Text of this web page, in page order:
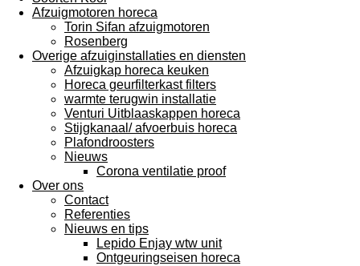
Afzuigmotoren horeca
Torin Sifan afzuigmotoren
Rosenberg
Overige afzuiginstallaties en diensten
Afzuigkap horeca keuken
Horeca geurfilterkast filters
warmte terugwin installatie
Venturi Uitblaaskappen horeca
Stijgkanaal/ afvoerbuis horeca
Plafondroosters
Nieuws
Corona ventilatie proof
Over ons
Contact
Referenties
Nieuws en tips
Lepido Enjay wtw unit
Ontgeuringseisen horeca